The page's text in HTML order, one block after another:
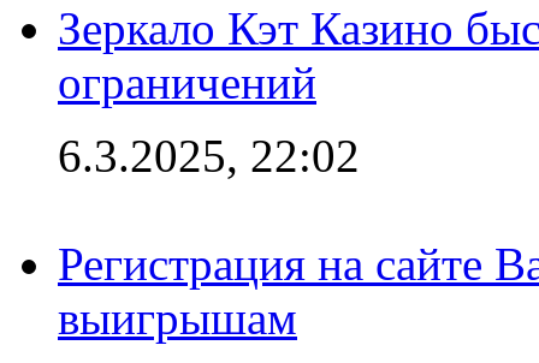
Зеркало Кэт Казино
ограничений
6.3.2025, 22:02
Регистрация на сайте
выигрышам